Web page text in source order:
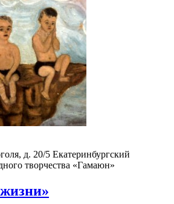
д. 20/5 Екатеринбургский
творчества «Гамаюн»